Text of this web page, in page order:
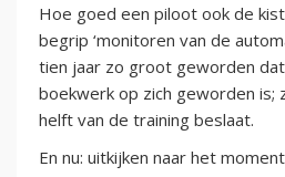
Hoe goed een piloot ook de
begrip ‘monitoren van de
tien jaar zo groot geworden
boekwerk op zich geworden is;
helft van de training beslaat.
En nu: uitkijken naar het